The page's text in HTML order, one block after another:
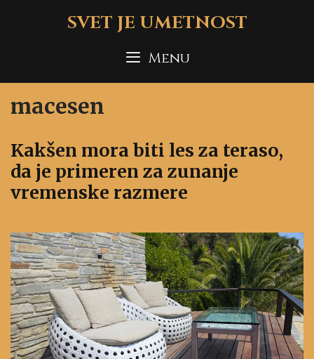
SVET JE UMETNOST
Menu
macesen
Kakšen mora biti les za teraso,
da je primeren za zunanje
vremenske razmere